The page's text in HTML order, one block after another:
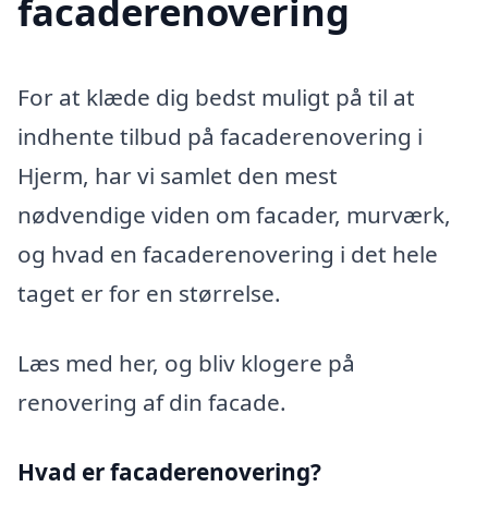
facaderenovering
For at klæde dig bedst muligt på til at
indhente tilbud på facaderenovering i
Hjerm, har vi samlet den mest
nødvendige viden om facader, murværk,
og hvad en facaderenovering i det hele
taget er for en størrelse.
Læs med her, og bliv klogere på
renovering af din facade.
Hvad er facaderenovering?